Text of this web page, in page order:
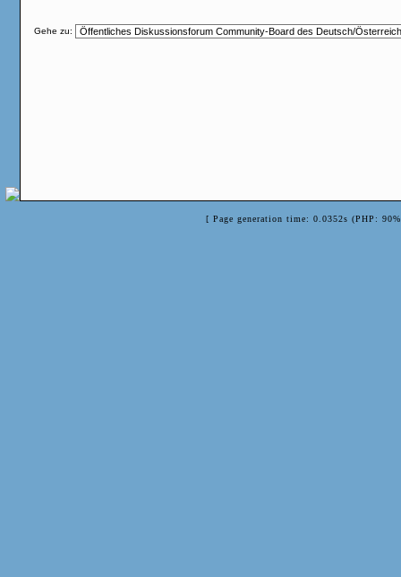
Gehe zu:
[ Page generation time: 0.0352s (PHP: